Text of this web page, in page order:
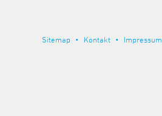
Sitemap Kontakt Impressum